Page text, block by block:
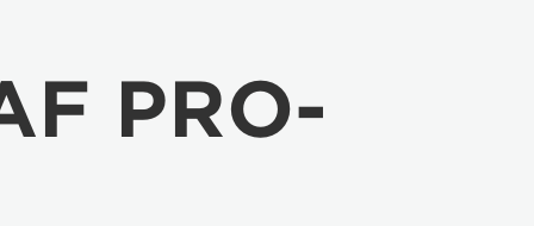
PRO-